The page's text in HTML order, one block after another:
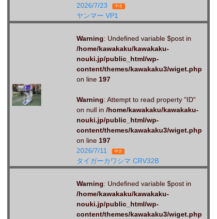
2026/7/23
中古
ヤンマー VP1
Warning: Undefined variable $post in
/home/kawakaku/kawakaku-
nouki.jp/public_html/wp-
content/themes/kawakaku3/wiget.php
on line 197
Warning: Attempt to read property "ID"
on null in /home/kawakaku/kawakaku-
nouki.jp/public_html/wp-
content/themes/kawakaku3/wiget.php
on line 197
2026/7/11
中古
タイガーカワシマ CRV32B
Warning: Undefined variable $post in
/home/kawakaku/kawakaku-
nouki.jp/public_html/wp-
content/themes/kawakaku3/wiget.php